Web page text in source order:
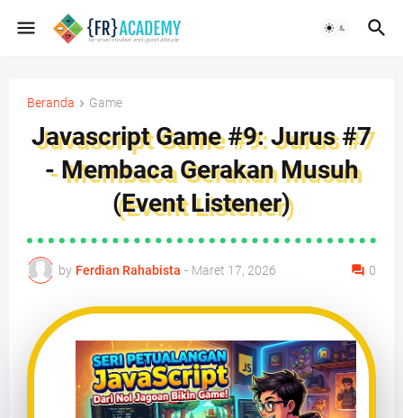
Beranda Game
Javascript Game #9: Jurus #7
- Membaca Gerakan Musuh
(Event Listener)
by Ferdian Rahabista - Maret 17, 2026 0